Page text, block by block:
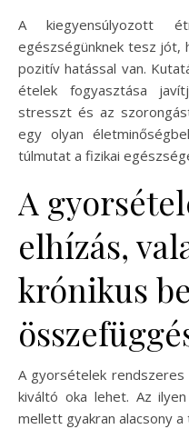
A kiegyensúlyozott
egészségünknek tesz jót,
pozitív hatással van.
ételek fogyasztása
stresszt és az
egy olyan
túlmutat a fizikai
A
elhízás,
krónikus
A gyorsételek
kiváltó oka lehet. Az
mellett gyakran alacsony